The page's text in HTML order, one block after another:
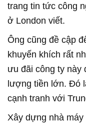
trang tin tức công
ở London viết.
Ông cũng đề cập
khuyến khích rất
ưu đãi công ty này
lượng tiền lớn. Đó
cạnh tranh với
Xây dựng nhà